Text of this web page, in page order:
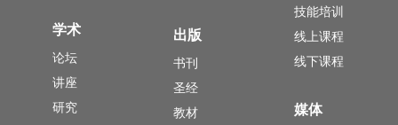
学术
论坛
讲座
研究
出版
书刊
圣经
教材
技能培训
线上课程
线下课程
媒体